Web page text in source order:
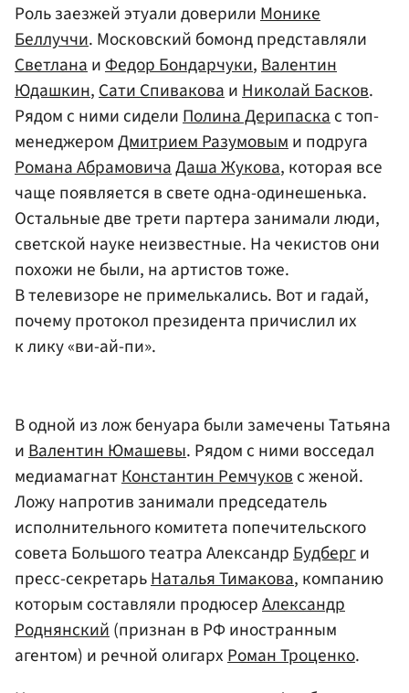
Роль заезжей этуали доверилиМонике
Беллуччи. Московский бомонд представляли
СветланаиФедор Бондарчуки,Валентин
Юдашкин,Сати СпиваковаиНиколай Басков.
Рядом с ними сиделиПолина Дерипаскас топ-
менеджеромДмитрием Разумовыми подруга
Романа АбрамовичаДаша Жукова, которая все
чаще появляется в свете одна-одинешенька.
Остальные две трети партера занимали люди,
светской науке неизвестные. На чекистов они
похожи не были, на артистов тоже.
В телевизоре не примелькались. Вот и гадай,
почему протокол президента причислил их
к лику «ви-ай-пи».
В одной из лож бенуара были замечены Татьяна
иВалентин Юмашевы. Рядом с ними восседал
медиамагнатКонстантин Ремчуковс женой.
Ложу напротив занимали председатель
исполнительного комитета попечительского
совета Большого театра АлександрБудберги
пресс-секретарьНаталья Тимакова, компанию
которым составляли продюсерАлександр
Роднянский(признан в РФ иностранным
агентом) и речной олигархРоман Троценко.